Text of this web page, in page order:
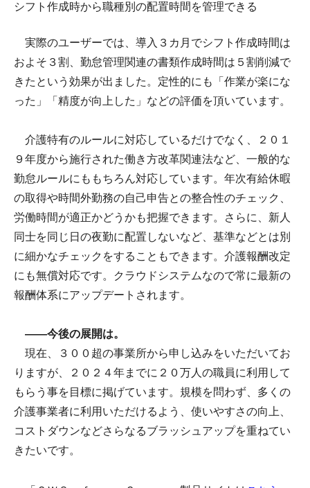
シフト作成時から職種別の配置時間を管理できる
実際のユーザーでは、導入３カ月でシフト作成時間は
およそ３割、勤怠管理関連の書類作成時間は５割削減で
きたという効果が出ました。定性的にも「作業が楽にな
った」「精度が向上した」などの評価を頂いています。
介護特有のルールに対応しているだけでなく、２０１
９年度から施行された働き方改革関連法など、一般的な
勤怠ルールにももちろん対応しています。年次有給休暇
の取得や時間外勤務の自己申告との整合性のチェック、
労働時間が適正かどうかも把握できます。さらに、新人
同士を同じ日の夜勤に配置しないなど、基準などとは別
に細かなチェックをすることもできます。介護報酬改定
にも無償対応です。クラウドシステムなので常に最新の
報酬体系にアップデートされます。
――今後の展開は。
現在、３００超の事業所から申し込みをいただいてお
りますが、２０２４年までに２０万人の職員に利用して
もらう事を目標に掲げています。規模を問わず、多くの
介護事業者に利用いただけるよう、使いやすさの向上、
コストダウンなどさらなるブラッシュアップを重ねてい
きたいです。